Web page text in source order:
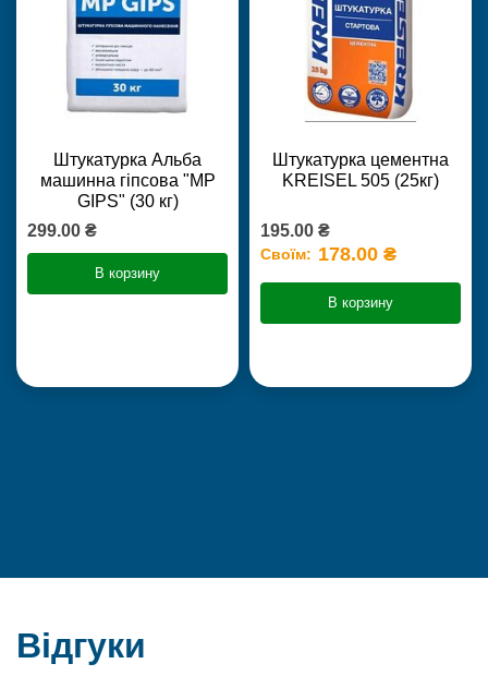
Штукатурка Альба
машинна гіпсова "MP
GIPS" (30 кг)
299.00 ₴
В корзину
Штукатурка цементна
KREISEL 505 (25кг)
195.00 ₴
Своїм: 178.00 ₴
В корзину
Відгуки